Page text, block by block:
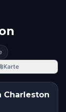
Karte
Charleston